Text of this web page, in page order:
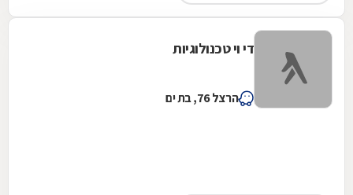
די וי טכנולוגיות
הרצל 76, בת ים